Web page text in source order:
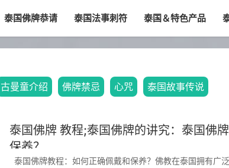
泰国佛牌恭请 泰国法事刺符 泰国＆特色产品
古曼童介绍 佛牌禁忌 心咒 泰国故事传说
泰国佛牌 教程;泰国佛牌的讲究：泰国佛
保养？